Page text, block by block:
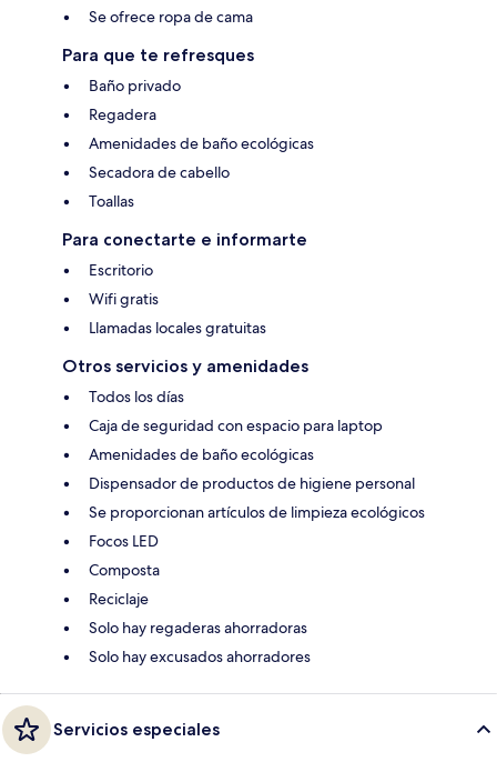
Se ofrece ropa de cama
Para que te refresques
Baño privado
Regadera
Amenidades de baño ecológicas
Secadora de cabello
Toallas
Para conectarte e informarte
Escritorio
Wifi gratis
Llamadas locales gratuitas
Otros servicios y amenidades
Todos los días
Caja de seguridad con espacio para laptop
Amenidades de baño ecológicas
Dispensador de productos de higiene personal
Se proporcionan artículos de limpieza ecológicos
Focos LED
Composta
Reciclaje
Solo hay regaderas ahorradoras
Solo hay excusados ahorradores
Servicios especiales